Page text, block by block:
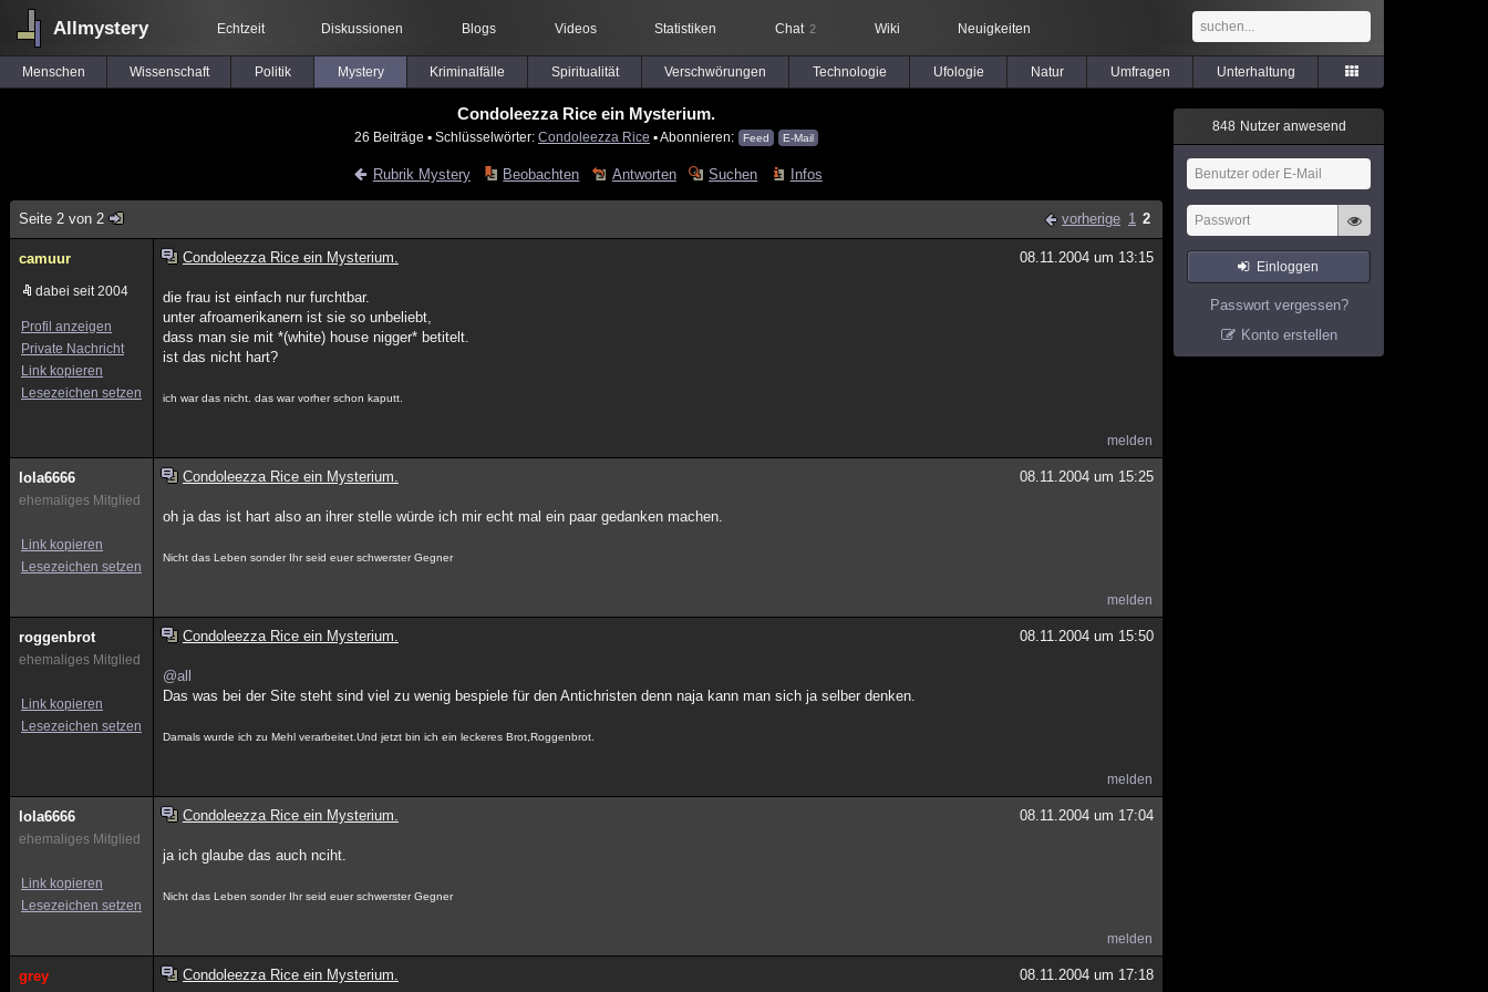
Allmystery Echtzeit Diskussionen Blogs Videos Statistiken Chat 2 Wiki Neuigkeiten
Menschen Wissenschaft Politik Mystery Kriminalfälle Spiritualität Verschwörungen Technologie Ufologie Natur Umfragen Unterhaltung
Condoleezza Rice ein Mysterium.
26 Beiträge ▪ Schlüsselwörter: Condoleezza Rice ▪ Abonnieren: Feed E-Mail
Rubrik Mystery Beobachten Antworten Suchen Infos
Seite 2 von 2 vorherige 1 2
camuur
dabei seit 2004
Profil anzeigen
Private Nachricht
Link kopieren
Lesezeichen setzen
Condoleezza Rice ein Mysterium. 08.11.2004 um 13:15
die frau ist einfach nur furchtbar.
unter afroamerikanern ist sie so unbeliebt,
dass man sie mit *(white) house nigger* betitelt.
ist das nicht hart?
ich war das nicht. das war vorher schon kaputt.
melden
lola6666
ehemaliges Mitglied
Link kopieren
Lesezeichen setzen
Condoleezza Rice ein Mysterium. 08.11.2004 um 15:25
oh ja das ist hart also an ihrer stelle würde ich mir echt mal ein paar gedanken machen.
Nicht das Leben sonder Ihr seid euer schwerster Gegner
melden
roggenbrot
ehemaliges Mitglied
Link kopieren
Lesezeichen setzen
Condoleezza Rice ein Mysterium. 08.11.2004 um 15:50
@all
Das was bei der Site steht sind viel zu wenig bespiele für den Antichristen denn naja kann man sich ja selber denken.
Damals wurde ich zu Mehl verarbeitet.Und jetzt bin ich ein leckeres Brot,Roggenbrot.
melden
lola6666
ehemaliges Mitglied
Link kopieren
Lesezeichen setzen
Condoleezza Rice ein Mysterium. 08.11.2004 um 17:04
ja ich glaube das auch nciht.
Nicht das Leben sonder Ihr seid euer schwerster Gegner
melden
grey Condoleezza Rice ein Mysterium. 08.11.2004 um 17:18
848 Nutzer anwesend
Einloggen
Passwort vergessen?
Konto erstellen